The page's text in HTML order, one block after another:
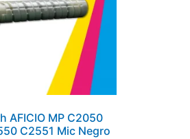
AFICIO MP C2050
C2551 Mic Negro